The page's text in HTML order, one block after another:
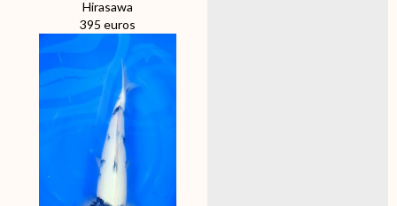
Hirasawa
395 euros